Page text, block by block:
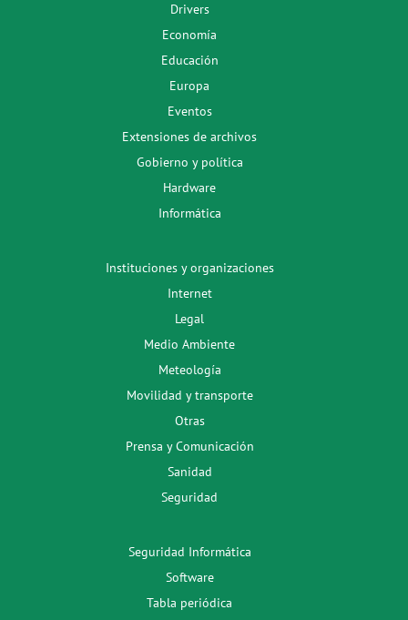
Drivers
Economía
Educación
Europa
Eventos
Extensiones de archivos
Gobierno y política
Hardware
Informática
Instituciones y organizaciones
Internet
Legal
Medio Ambiente
Meteología
Movilidad y transporte
Otras
Prensa y Comunicación
Sanidad
Seguridad
Seguridad Informática
Software
Tabla periódica